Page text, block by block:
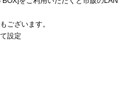
ございます。
設定